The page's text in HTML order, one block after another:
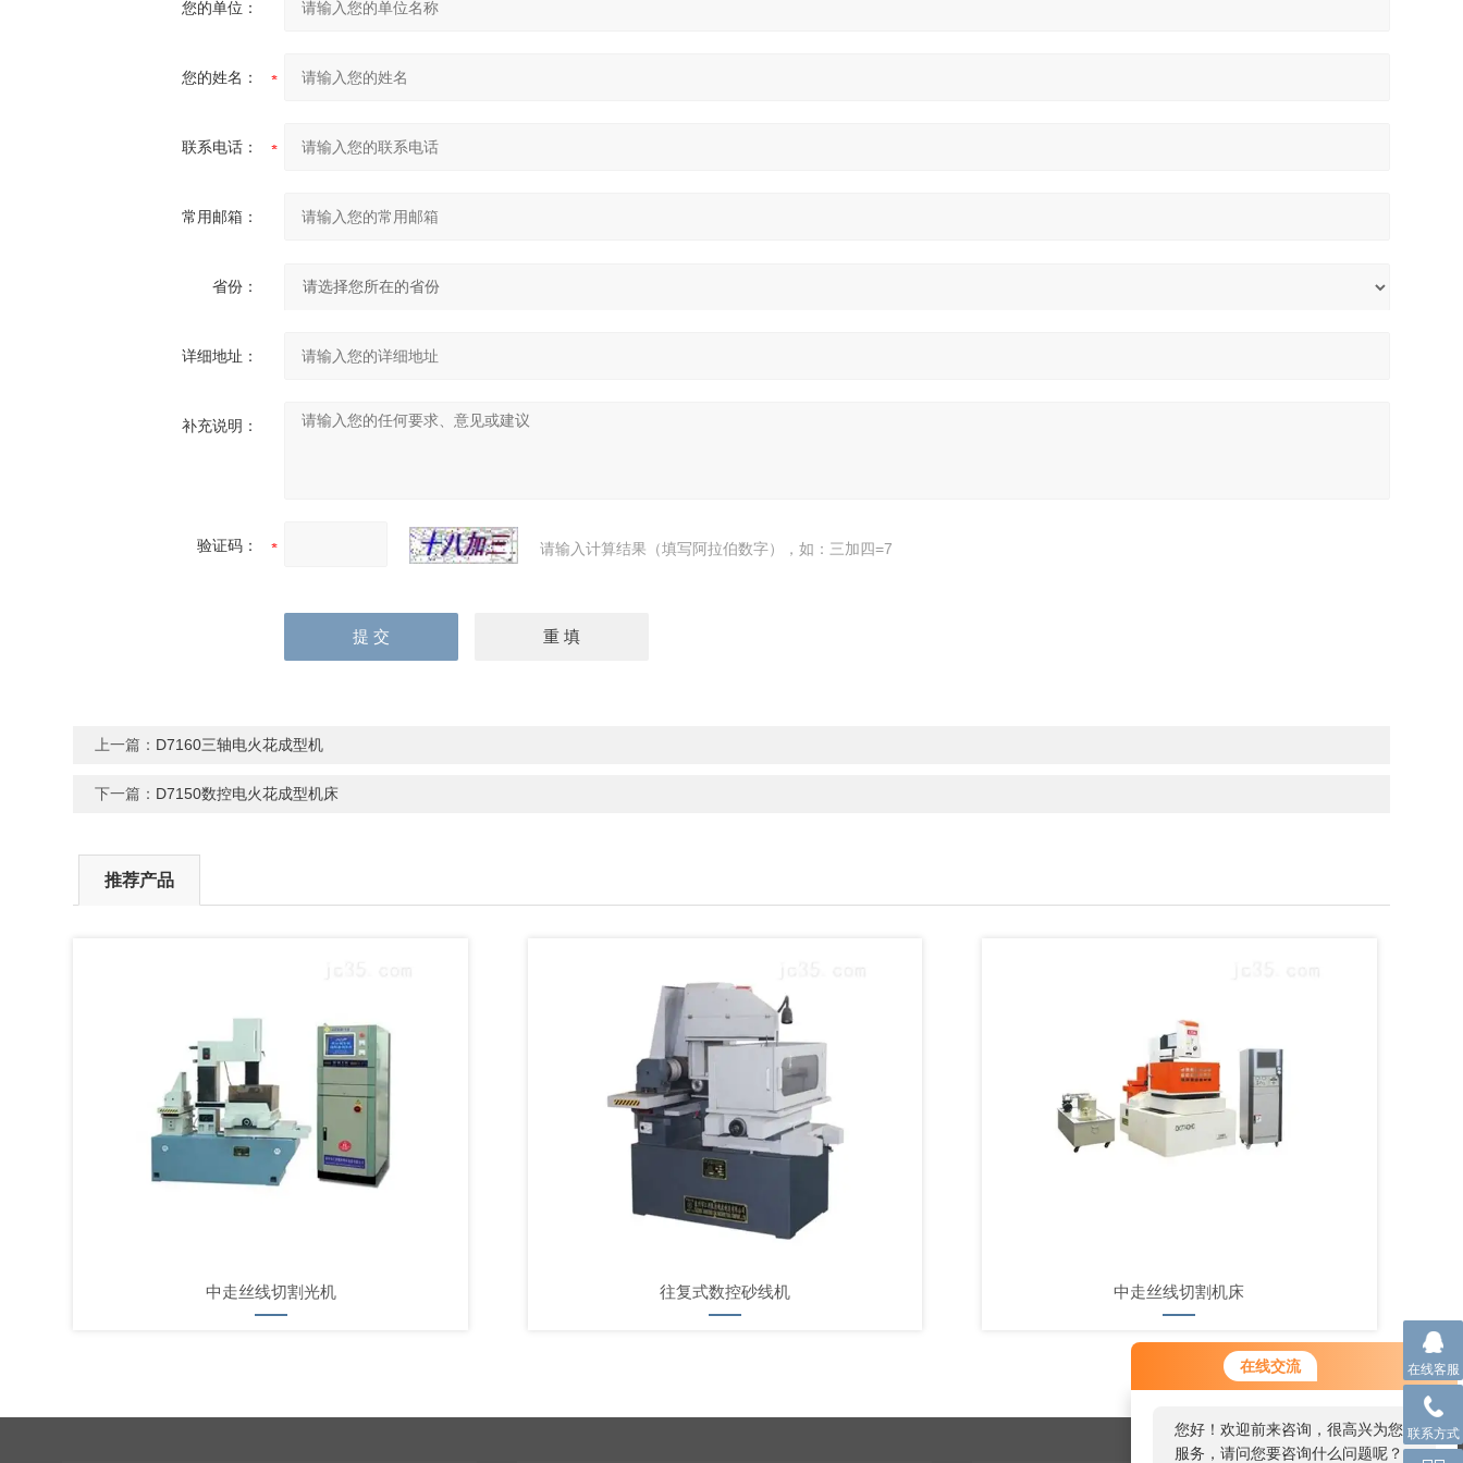
在线交流
您好！欢迎前来咨询，很高兴为您
服务，请问您要咨询什么问题呢？
您好，看您停留很久了，是否找到
了需求产品，您可以直接在线与我
您的单位：
您的姓名：
联系电话：
常用邮箱：
省份：
详细地址：
补充说明：
验证码： 请输入计算结果（填写阿拉伯数字），如：三加四=7
上一篇： D7160三轴电火花成型机
下一篇： D7150数控电火花成型机床
推荐产品
中走丝线切割光机 往复式数控砂线机 中走丝线切割机床
在线客服
联系方式